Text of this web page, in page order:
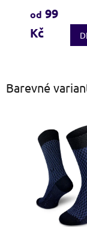
produktu
je
3,7
od 99
Kč
Barevné